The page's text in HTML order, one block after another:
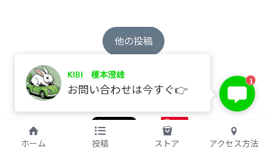
他の投稿
保存
©2017 kibi inc.（株式会社 kibi）
ホーム 投稿 ストア アクセス方法
KIBI 榎本澄雄
お問い合わせは今すぐ👉
1